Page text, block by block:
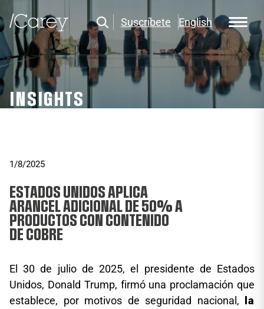
Suscríbete English
INSIGHTS
1/8/2025
ESTADOS UNIDOS APLICA
ARANCEL ADICIONAL DE 50% A
PRODUCTOS CON CONTENIDO
DE COBRE
El 30 de julio de 2025, el presidente de Estados
Unidos, Donald Trump, firmó una proclamación que
establece, por motivos de seguridad nacional,
la